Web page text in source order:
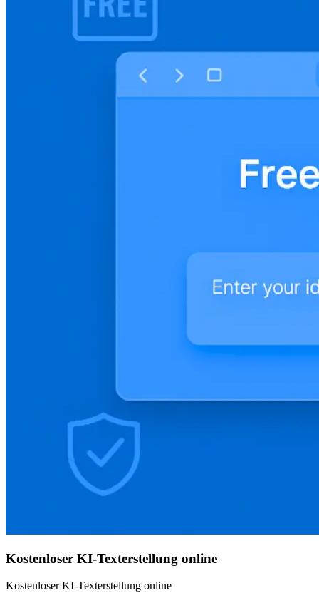
Kostenloser KI-Texterstellung online
Kostenloser KI-Texterstellung online